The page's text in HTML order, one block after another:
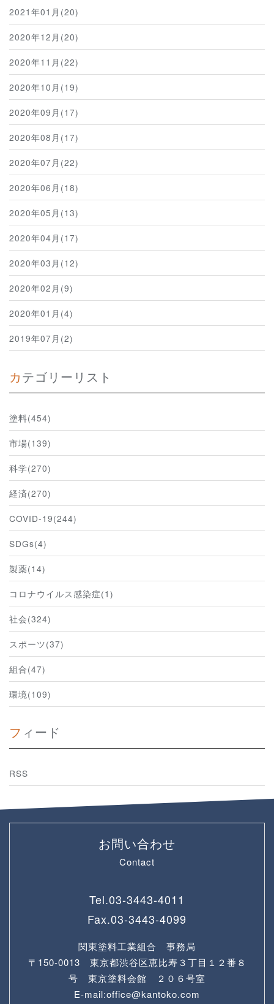
2021年01月(20)
2020年12月(20)
2020年11月(22)
2020年10月(19)
2020年09月(17)
2020年08月(17)
2020年07月(22)
2020年06月(18)
2020年05月(13)
2020年04月(17)
2020年03月(12)
2020年02月(9)
2020年01月(4)
2019年07月(2)
カテゴリーリスト
塗料(454)
市場(139)
科学(270)
経済(270)
COVID-19(244)
SDGs(4)
製薬(14)
コロナウイルス感染症(1)
社会(324)
スポーツ(37)
組合(47)
環境(109)
フィード
RSS
お問い合わせ
Contact
Tel.03-3443-4011
Fax.03-3443-4099
関東塗料工業組合 事務局
〒150-0013 東京都渋谷区恵比寿３丁目１２番８
号 東京塗料会館 ２０６号室
E-mail:office@kantoko.com